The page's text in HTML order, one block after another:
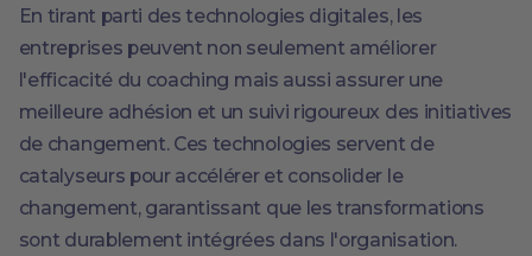
En tirant parti des technologies digitales, les
entreprises peuvent non seulement améliorer
l'efficacité du coaching mais aussi assurer une
meilleure adhésion et un suivi rigoureux des initiatives
de changement. Ces technologies servent de
catalyseurs pour accélérer et consolider le
changement, garantissant que les transformations
sont durablement intégrées dans l'organisation.